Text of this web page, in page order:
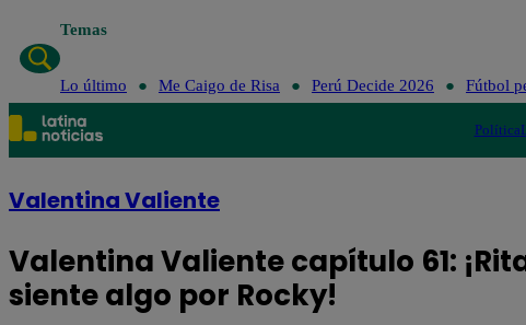
Temas
Lo último Me Caigo de Risa Perú Decide 2026 Fútbol
Política
Valentina Valiente
Valentina Valiente capítulo 61:
siente algo por Rocky!